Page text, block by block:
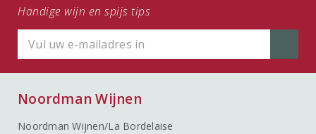
Handige wijn en spijs tips
Noordman Wijnen
Noordman Wijnen/La Bordelaise